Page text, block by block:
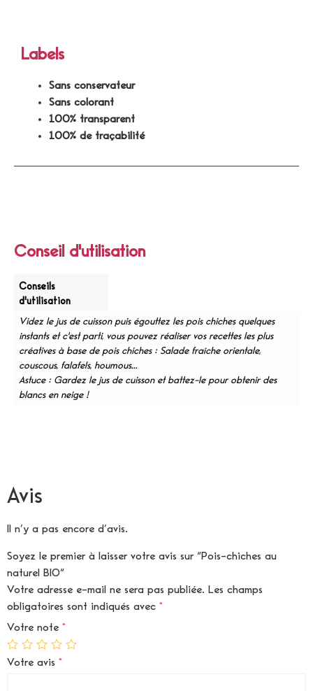
Conseil d'utilisation
Conseils
d'utilisation
Videz le jus de cuisson puis égouttez les pois chiches quelques
instants et c'est parti, vous pouvez réaliser vos recettes les plus
créatives à base de pois chiches : Salade fraîche orientale,
couscous, falafels, houmous…
Astuce : Gardez le jus de cuisson et battez-le pour obtenir des
blancs en neige !
Labels
Sans conservateur
Sans colorant
100% transparent
100% de traçabilité
Avis
Il n’y a pas encore d’avis.
Soyez le premier à laisser votre avis sur “Pois-chiches au
naturel BIO”
Votre adresse e-mail ne sera pas publiée. Les champs
obligatoires sont indiqués avec *
Votre note *
Votre avis *